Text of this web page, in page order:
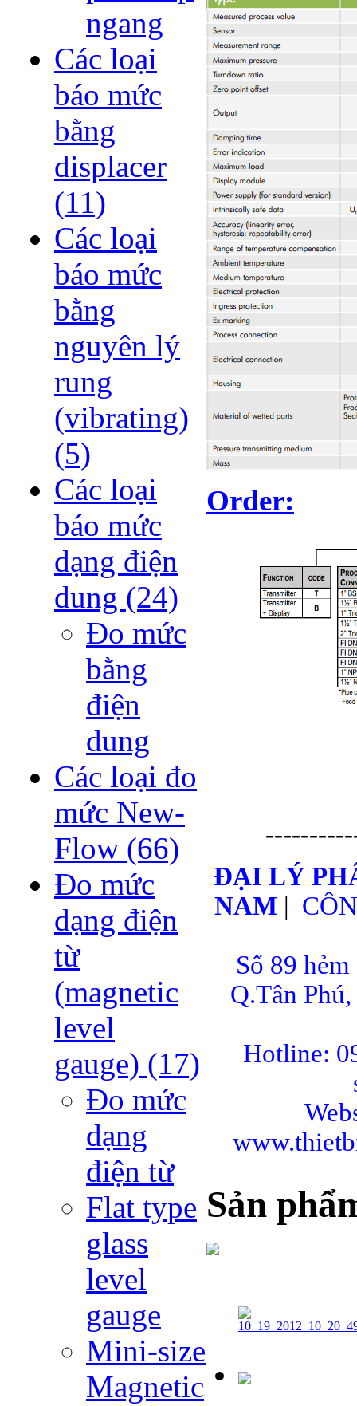
ngang
Các loại
báo mức
bằng
displacer
(11)
Các loại
báo mức
bằng
nguyên lý
rung
(vibrating)
(5)
Các loại
báo mức
dạng điện
dung (24)
Đo mức
bằng
điện
dung
Các loại đo
mức New-
Flow (66)
Đo mức
dạng điện
từ
(magnetic
level
gauge) (17)
Đo mức
dạng
điện từ
Flat type
glass
level
gauge
Mini-size
Magnetic
Order:
ĐẠI LÝ
NAM |
Số 89
Q.Tân
Hotline:
Sản